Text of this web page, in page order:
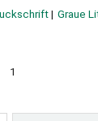
Graue
1